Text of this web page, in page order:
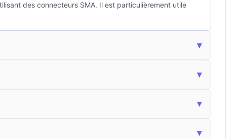
des connecteurs SMA. Il est particulièrement utile
▾
▾
▾
▾